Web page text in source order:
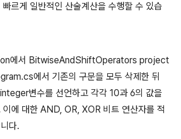
르게 일반적인 산술계산을 수행할 수 있습
에서 BitwiseAndShiftOperators project
에서 기존의 구문을 모두 삭제한 뒤
변수를 선언하고 각각 10과 6의 값을
이에 대한 AND, OR, XOR 비트 연산자를 적
다.